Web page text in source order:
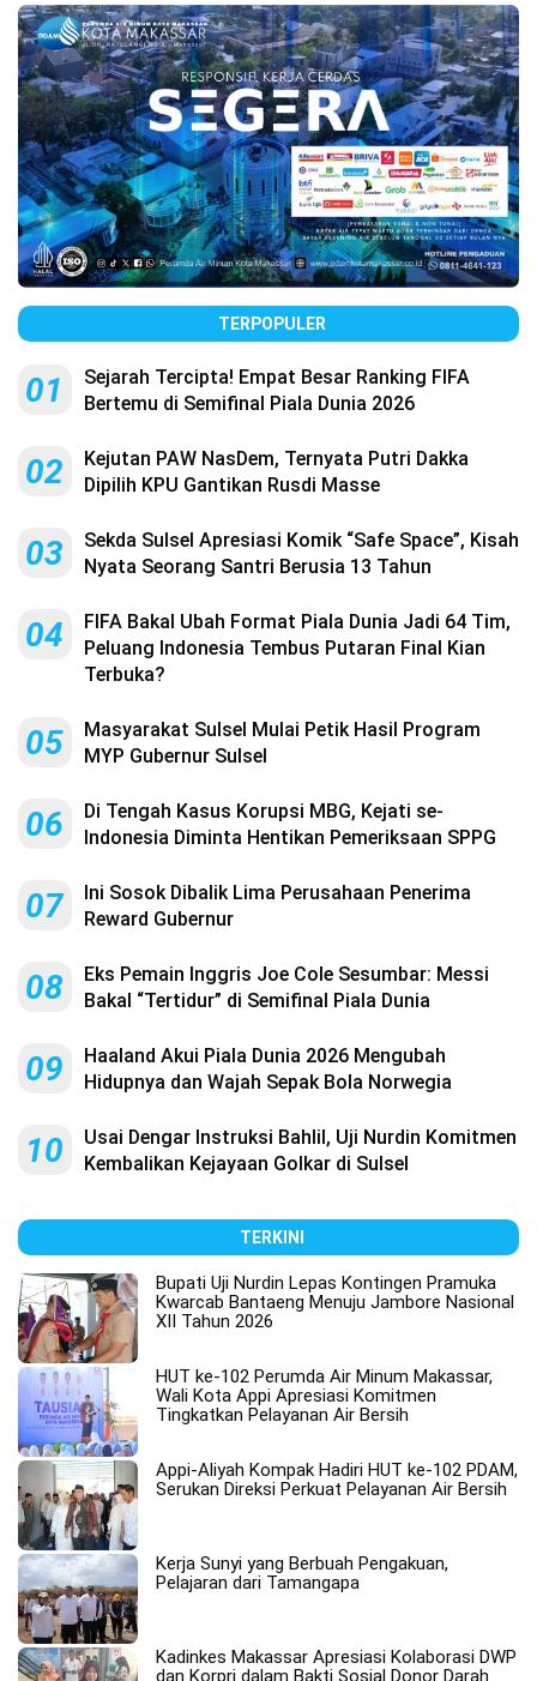
TERPOPULER
01
Sejarah Tercipta! Empat Besar Ranking FIFA
Bertemu di Semifinal Piala Dunia 2026
02
Kejutan PAW NasDem, Ternyata Putri Dakka
Dipilih KPU Gantikan Rusdi Masse
03
Sekda Sulsel Apresiasi Komik “Safe Space”, Kisah
Nyata Seorang Santri Berusia 13 Tahun
04
FIFA Bakal Ubah Format Piala Dunia Jadi 64 Tim,
Peluang Indonesia Tembus Putaran Final Kian
Terbuka?
05
Masyarakat Sulsel Mulai Petik Hasil Program
MYP Gubernur Sulsel
06
Di Tengah Kasus Korupsi MBG, Kejati se-
Indonesia Diminta Hentikan Pemeriksaan SPPG
07
Ini Sosok Dibalik Lima Perusahaan Penerima
Reward Gubernur
08
Eks Pemain Inggris Joe Cole Sesumbar: Messi
Bakal “Tertidur” di Semifinal Piala Dunia
09
Haaland Akui Piala Dunia 2026 Mengubah
Hidupnya dan Wajah Sepak Bola Norwegia
10
Usai Dengar Instruksi Bahlil, Uji Nurdin Komitmen
Kembalikan Kejayaan Golkar di Sulsel
TERKINI
Bupati Uji Nurdin Lepas Kontingen Pramuka
Kwarcab Bantaeng Menuju Jambore Nasional
XII Tahun 2026
HUT ke-102 Perumda Air Minum Makassar,
Wali Kota Appi Apresiasi Komitmen
Tingkatkan Pelayanan Air Bersih
Appi-Aliyah Kompak Hadiri HUT ke-102 PDAM,
Serukan Direksi Perkuat Pelayanan Air Bersih
Kerja Sunyi yang Berbuah Pengakuan,
Pelajaran dari Tamangapa
Kadinkes Makassar Apresiasi Kolaborasi DWP
dan Korpri dalam Bakti Sosial Donor Darah